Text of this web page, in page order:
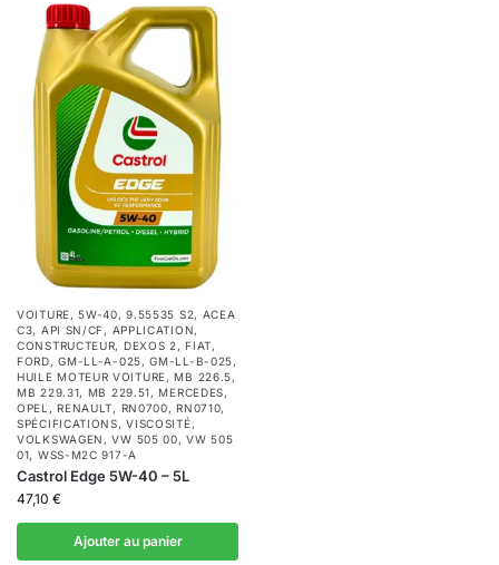
VOITURE,5W-40,9.55535 S2, ACEA
C3, API SN/CF, APPLICATION,
CONSTRUCTEUR, DEXOS 2,FIAT,
FORD,GM-LL-A-025,GM-LL-B-025,
HUILE MOTEUR VOITURE,MB 226.5,
MB 229.31, MB 229.51,MERCEDES,
OPEL ,RENAULT, RN0700,RN0710,
SPÉCIFICATIONS,VISCOSITÉ,
VOLKSWAGEN ,VW 505 00,VW 505
01, WSS-M2C 917-A
Castrol Edge 5W-40 – 5L
47,10 €
Ajouter au panier